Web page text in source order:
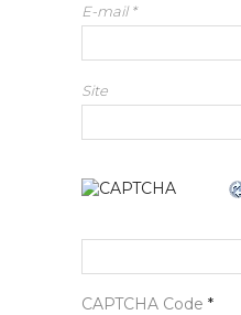
E-mail*
Site
CAPTCHA Code *